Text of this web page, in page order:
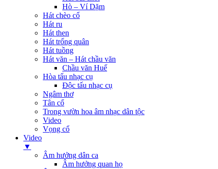
Hò – Ví Dặm
Hát chèo cổ
Hát ru
Hát then
Hát trống quân
Hát tuồng
Hát văn – Hát chầu văn
Chầu văn Huế
Hòa tấu nhạc cụ
Độc tấu nhạc cụ
Ngâm thơ
Tân cổ
Trong vườn hoa âm nhạc dân tộc
Video
Vọng cổ
Video
▼
Âm hưởng dân ca
Âm hưởng quan họ